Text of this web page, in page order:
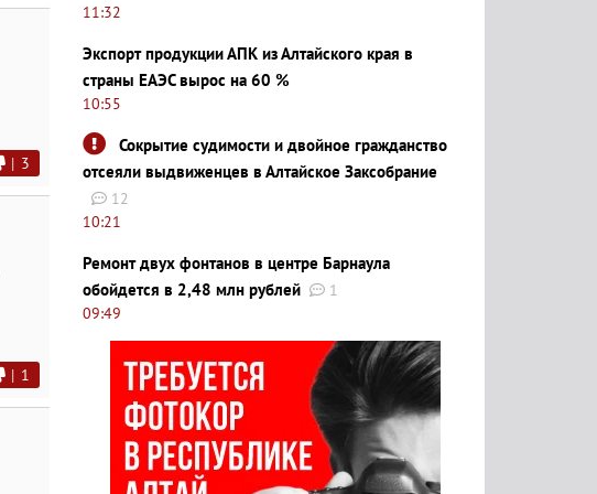
| 3
| 1
11:32
Экспорт продукции АПК из Алтайского края в
страны ЕАЭС вырос на 60 %
10:55
Сокрытие судимости и двойное гражданство
отсеяли выдвиженцев в Алтайское Заксобрание
12
10:21
Ремонт двух фонтанов в центре Барнаула
обойдется в 2,48 млн рублей
1
09:49